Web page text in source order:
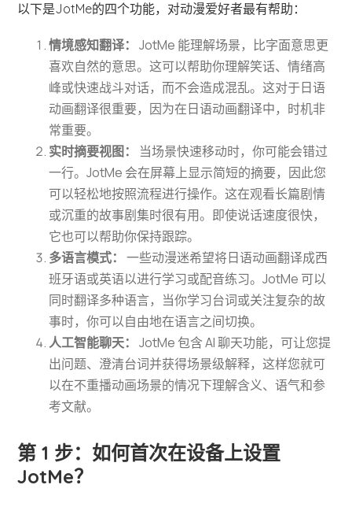
以下是JotMe的四个功能，对动漫爱好者最有帮助：
情境感知翻译： JotMe 能理解场景，比字面意思更
喜欢自然的意思。这可以帮助你理解笑话、情绪高
峰或快速战斗对话，而不会造成混乱。这对于日语
动画翻译很重要，因为在日语动画翻译中，时机非
常重要。
实时摘要视图： 当场景快速移动时，你可能会错过
一行。JotMe 会在屏幕上显示简短的摘要，因此您
可以轻松地按照流程进行操作。这在观看长篇剧情
或沉重的故事剧集时很有用。即使说话速度很快，
它也可以帮助你保持跟踪。
多语言模式： 一些动漫迷希望将日语动画翻译成西
班牙语或英语以进行学习或配音练习。JotMe 可以
同时翻译多种语言，当你学习台词或关注复杂的故
事时，你可以自由地在语言之间切换。
人工智能聊天： JotMe 包含 AI 聊天功能，可让您提
出问题、澄清台词并获得场景级解释，这样您就可
以在不重播动画场景的情况下理解含义、语气和参
考文献。
第 1 步：如何首次在设备上设置
JotMe？